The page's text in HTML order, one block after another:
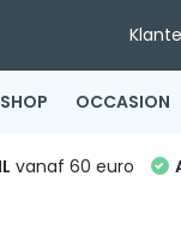
OCCASION
vanaf 60 euro